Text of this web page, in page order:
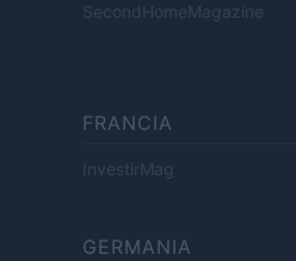
SecondHomeMagazine
FRANCIA
InvestirMag
GERMANIA